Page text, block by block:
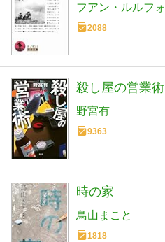
フアン・ルルフォ
2088
殺し屋の営業術
野宮有
9363
時の家
鳥山まこと
1818